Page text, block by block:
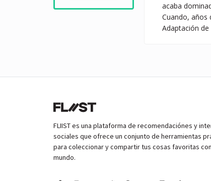
acaba
Cuando, años
Adaptación
FLIIST es una plataforma de recomendaciónes y
sociales que ofrece un conjunto de herramientas
para coleccionar y compartir tus cosas favoritas
mundo.